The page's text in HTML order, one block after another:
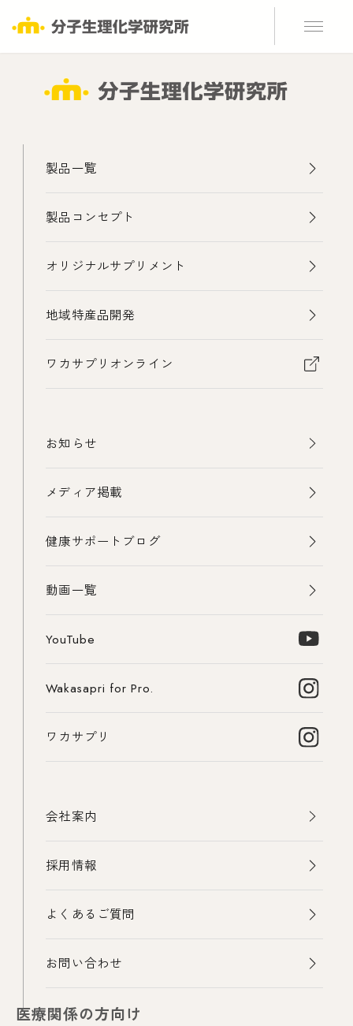
製品一覧
製品コンセプト
オリジナルサプリメント
地域特産品開発
ワカサプリオンライン
お知らせ
メディア掲載
健康サポートブログ
動画一覧
YouTube
Wakasapri for Pro.
ワカサプリ
会社案内
採用情報
よくあるご質問
お問い合わせ
医療関係の方向け